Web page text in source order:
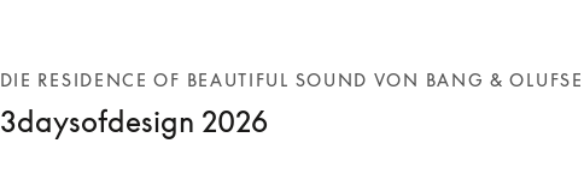
DIE RESIDENCE OF BEAUTIFUL SOUND VON BANG &
3daysofdesign 2026